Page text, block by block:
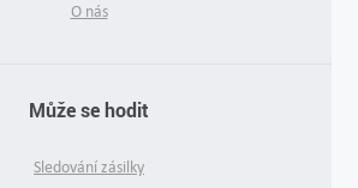
O nás
Může se hodit
Sledování zásilky